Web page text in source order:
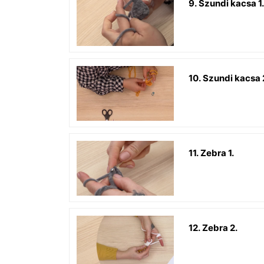
9. Szundi kacsa 1.
10. Szundi kacsa
11. Zebra 1.
12. Zebra 2.